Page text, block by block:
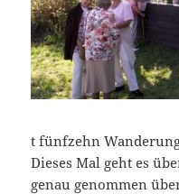
t fünfzehn
Dieses Mal geht es
genau genommen